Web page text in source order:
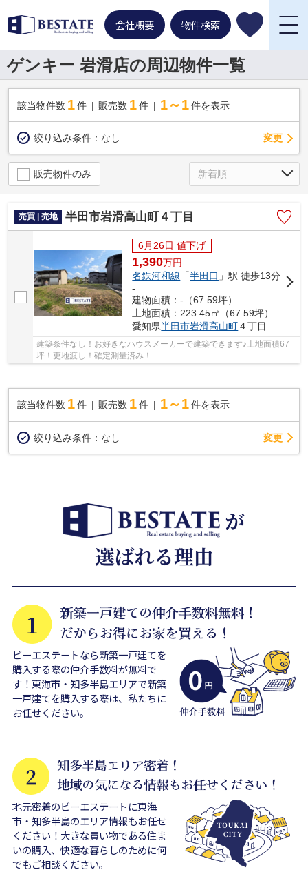
会社概要 物件検索
ゲンキー 岩滑店の周辺物件一覧
該当物件数 1件 販売数 1 件 1～1 件を表示
絞り込み条件： なし 変更
販売物件のみ
売買 | 売地 半田市岩滑高山町４丁目
6月26日 値下げ
1,390万円
名鉄河和線 「半田口 」駅 徒歩13分
-
建物面積：-（67.59坪）
土地面積：223.45㎡（67.59坪）
愛知県半田市岩滑高山町４丁目
建築条件なし！お好きなハウスメーカーで建築できます♪土地面積67
坪！更地渡し！確定測量済み！
該当物件数 1件 販売数 1 件 1～1 件を表示
絞り込み条件： なし 変更
ビーエステートなら新築一戸建てを
購入する際の仲介手数料が無料で
す！東海市・知多半島エリアで新築
一戸建てを購入する際は、私たちに
お任せください。
地元密着のビーエステートに東海
市・知多半島のエリア情報もお任せ
ください！大きな買い物である住ま
いの購入、快適な暮らしのために何
でもご相談ください。